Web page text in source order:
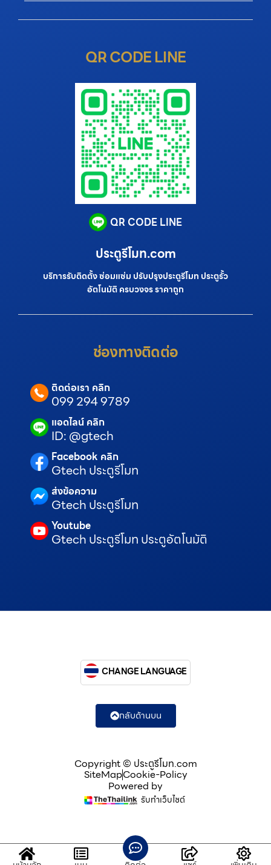
QR CODE LINE
QR CODE LINE
ประตูรีโมท.com
บริการรับติดตั้ง ซ่อมแซ่ม ปรับปรุงประตูรีโมท ประตูรั้ว
อัตโนมัติ ครบวงจร ราคาถูก
ช่องทางติดต่อ
ติดต่อเรา คลิก
099 294 9789
แอดไลน์ คลิก
ID: @gtech
Facebook คลิก
Gtech ประตูรีโมท
ส่งข้อความ
Gtech ประตูรีโมท
Youtube
Gtech ประตูรีโมท ประตูอัตโนมัติ
Copyright © ประตูรีโมท.com
SiteMapCookie-Policy
Powered by
รับทำเว็บไซต์
CHANGE LANGUAGE
กลับด้านบน